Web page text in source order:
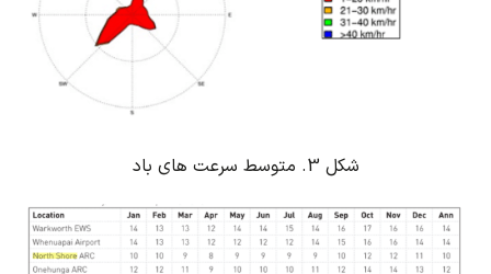
شکل 3. متوسط سرعت های باد